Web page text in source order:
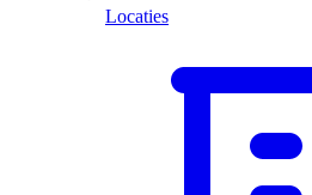
Locaties